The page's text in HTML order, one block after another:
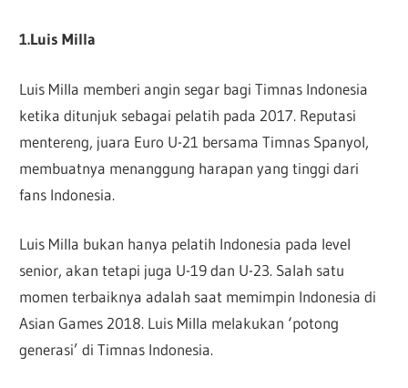
1.Luis Milla
Luis Milla memberi angin segar bagi Timnas Indonesia
ketika ditunjuk sebagai pelatih pada 2017. Reputasi
mentereng, juara Euro U-21 bersama Timnas Spanyol,
membuatnya menanggung harapan yang tinggi dari
fans Indonesia.
Luis Milla bukan hanya pelatih Indonesia pada level
senior, akan tetapi juga U-19 dan U-23. Salah satu
momen terbaiknya adalah saat memimpin Indonesia di
Asian Games 2018. Luis Milla melakukan ‘potong
generasi’ di Timnas Indonesia.